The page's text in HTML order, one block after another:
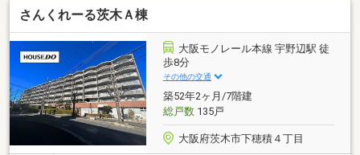
さんくれーる茨木Ａ棟
大阪モノレール本線 宇野辺駅 徒
歩8分
その他の交通
築52年2ヶ月/7階建
総戸数135戸
大阪府茨木市下穂積４丁目